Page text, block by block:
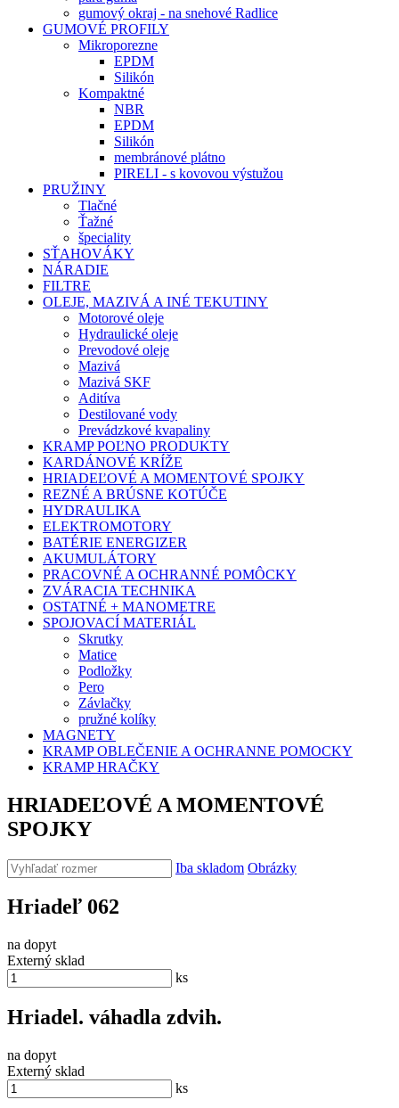
gumový okraj - na snehové Radlice
GUMOVÉ PROFILY
Mikroporezne
EPDM
Silikón
Kompaktné
NBR
EPDM
Silikón
membránové plátno
PIRELI - s kovovou výstužou
PRUŽINY
Tlačné
Ťažné
špeciality
SŤAHOVÁKY
NÁRADIE
FILTRE
OLEJE, MAZIVÁ A INÉ TEKUTINY
Motorové oleje
Hydraulické oleje
Prevodové oleje
Mazivá
Mazivá SKF
Aditíva
Destilované vody
Prevádzkové kvapaliny
KRAMP POĽNO PRODUKTY
KARDÁNOVÉ KRÍŽE
HRIADEĽOVÉ A MOMENTOVÉ SPOJKY
REZNÉ A BRÚSNE KOTÚČE
HYDRAULIKA
ELEKTROMOTORY
BATÉRIE ENERGIZER
AKUMULÁTORY
PRACOVNÉ A OCHRANNÉ POMÔCKY
ZVÁRACIA TECHNIKA
OSTATNÉ + MANOMETRE
SPOJOVACÍ MATERIÁL
Skrutky
Matice
Podložky
Pero
Závlačky
pružné kolíky
MAGNETY
KRAMP OBLEČENIE A OCHRANNE POMOCKY
KRAMP HRAČKY
HRIADEĽOVÉ A MOMENTOVÉ
SPOJKY
Iba skladom Obrázky
Hriadeľ 062
na dopyt
Externý sklad
ks
Hriadel. váhadla zdvih.
na dopyt
Externý sklad
ks